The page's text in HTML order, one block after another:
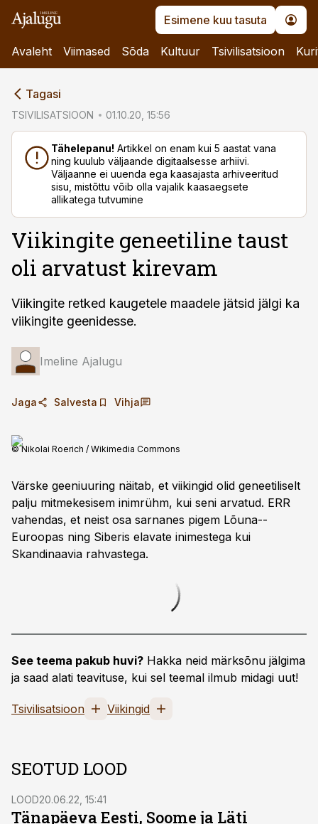
Esimene kuu tasuta
Avaleht Viimased Sõda Kultuur Tsivilisatsioon
Tagasi
TSIVILISATSIOON 01.10.20, 15:56
Tähelepanu! Artikkel on enam kui 5 aastat vana
ning kuulub väljaande digitaalsesse arhiivi.
Väljaanne ei uuenda ega kaasajasta arhiveeritud
sisu, mistõttu võib olla vajalik kaasaegsete
allikatega tutvumine
Viikingite geneetiline taust
oli arvatust kirevam
Viikingite retked kaugetele maadele jätsid jälgi ka
viikingite geenidesse.
Imeline Ajalugu
Jaga Salvesta Vihja
© Nikolai Roerich / Wikimedia Commons
Värske geeniuuring näitab, et viikingid olid geneetiliselt
palju mitmekesisem inimrühm, kui seni arvatud. ERR
vahendas, et neist osa sarnanes pigem Lõuna-­
Euroopas ning Siberis elavate inimestega kui
Skandinaavia rahvastega.
See teema pakub huvi? Hakka neid märksõnu jälgima
ja saad alati teavituse, kui sel teemal ilmub midagi uut!
Tsivilisatsioon Viikingid
SEOTUD LOOD
LOOD20.06.22, 15:41
Tänapäeva Eesti, Soome ja Läti